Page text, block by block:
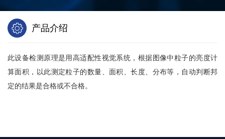
产品介绍
此设备检测原理是用高适配性视觉系统，根据图像中粒子的亮度计
算面积，以此测定粒子的数量、面积、长度、分布等，自动判断邦
定的结果是合格或不合格。